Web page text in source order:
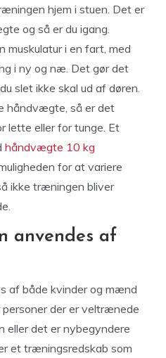
hjem i stuen. Det er
og så er du igang.
i en fart, med
i ny og næ. Det gør det
slet ikke skal ud af døren.
håndvægte, så er det
lette eller for tunge. Et
håndvægte 10 kg
for at variere
ikke træningen bliver
anvendes af
af både kvinder og mænd
der er veltrænede
det er nybegyndere
et træningsredskab som